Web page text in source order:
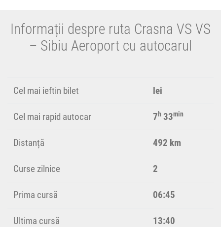
Informații despre ruta Crasna VS VS
– Sibiu Aeroport cu autocarul
Cel mai ieftin bilet lei
Cel mai rapid autocar 7h 33min
Distanță 492 km
Curse zilnice 2
Prima cursă 06:45
Ultima cursă 13:40